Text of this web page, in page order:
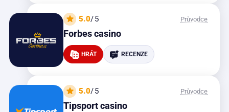
5.0/5 Průvodce
Forbes casino
HRÁT RECENZE
5.0/5 Průvodce
Tipsport casino